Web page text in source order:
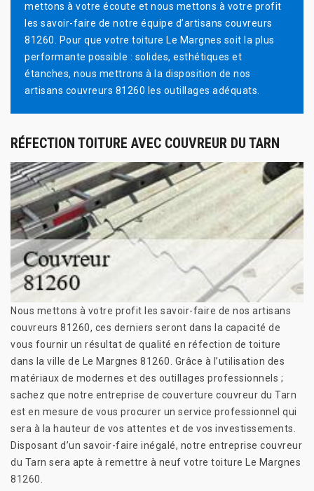
mettons à votre écoute et nous mettons à votre profit
les savoir-faire de notre équipe d’artisans couvreurs
81260. Pour que votre toiture Le Margnes soit la plus
performante possible : solides, esthétiques et
étanches, nous mettrons à la disposition de nos
artisans couvreurs 81260 les outillages adéquats.
RÉFECTION TOITURE AVEC COUVREUR DU TARN
Nous mettons à votre profit les savoir-faire de nos artisans
couvreurs 81260, ces derniers seront dans la capacité de
vous fournir un résultat de qualité en réfection de toiture
dans la ville de Le Margnes 81260. Grâce à l’utilisation des
matériaux de modernes et des outillages professionnels ;
sachez que notre entreprise de couverture couvreur du Tarn
est en mesure de vous procurer un service professionnel qui
sera à la hauteur de vos attentes et de vos investissements.
Disposant d’un savoir-faire inégalé, notre entreprise couvreur
du Tarn sera apte à remettre à neuf votre toiture Le Margnes
81260.